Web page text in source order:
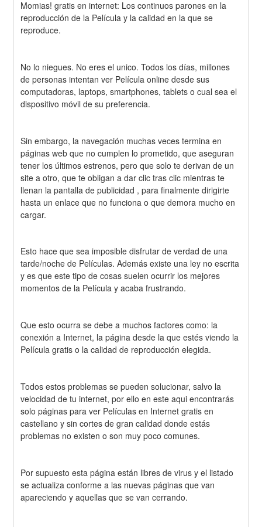
Momias! gratis en internet: Los continuos parones en la
reproducción de la Película y la calidad en la que se
reproduce.
No lo niegues. No eres el unico. Todos los días, millones
de personas intentan ver Película online desde sus
computadoras, laptops, smartphones, tablets o cual sea el
dispositivo móvil de su preferencia.
Sin embargo, la navegación muchas veces termina en
páginas web que no cumplen lo prometido, que aseguran
tener los últimos estrenos, pero que solo te derivan de un
site a otro, que te obligan a dar clic tras clic mientras te
llenan la pantalla de publicidad , para finalmente dirigirte
hasta un enlace que no funciona o que demora mucho en
cargar.
Esto hace que sea imposible disfrutar de verdad de una
tarde/noche de Películas. Además existe una ley no escrita
y es que este tipo de cosas suelen ocurrir los mejores
momentos de la Película y acaba frustrando.
Que esto ocurra se debe a muchos factores como: la
conexión a Internet, la página desde la que estés viendo la
Película gratis o la calidad de reproducción elegida.
Todos estos problemas se pueden solucionar, salvo la
velocidad de tu internet, por ello en este aqui encontrarás
solo páginas para ver Películas en Internet gratis en
castellano y sin cortes de gran calidad donde estás
problemas no existen o son muy poco comunes.
Por supuesto esta página están libres de virus y el listado
se actualiza conforme a las nuevas páginas que van
apareciendo y aquellas que se van cerrando.